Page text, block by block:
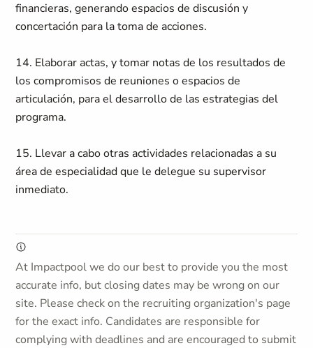
financieras, generando espacios de discusión y
concertación para la toma de acciones.
14. Elaborar actas, y tomar notas de los resultados de
los compromisos de reuniones o espacios de
articulación, para el desarrollo de las estrategias del
programa.
15. Llevar a cabo otras actividades relacionadas a su
área de especialidad que le delegue su supervisor
inmediato.
At Impactpool we do our best to provide you the most
accurate info, but closing dates may be wrong on our
site. Please check on the recruiting organization's page
for the exact info. Candidates are responsible for
complying with deadlines and are encouraged to submit